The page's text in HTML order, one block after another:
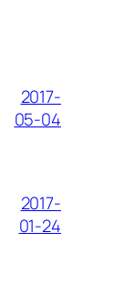
2017-
05-04
2017-
01-24